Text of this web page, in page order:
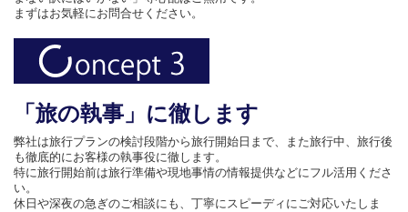
まずはお気軽にお問合せください。
「旅の執事」に徹します
弊社は旅行プランの検討段階から旅行開始日まで、また旅行中、旅行後
も徹底的にお客様の執事役に徹します。
特に旅行開始前は旅行準備や現地事情の情報提供などにフル活用くださ
い。
休日や深夜の急ぎのご相談にも、丁寧にスピーディにご対応いたしま